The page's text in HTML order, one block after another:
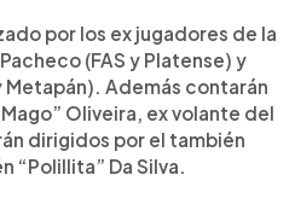
por los ex jugadores de la
(FAS y Platense) y
Metapán). Además contarán
Oliveira, ex volante del
dirigidos por el también
“Polillita” Da Silva.